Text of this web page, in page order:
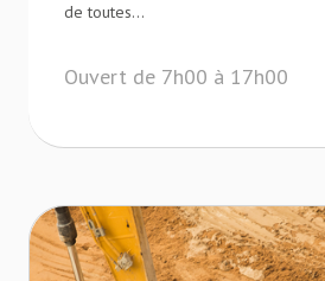
de toutes...
Ouvert de 7h00 à 17h00